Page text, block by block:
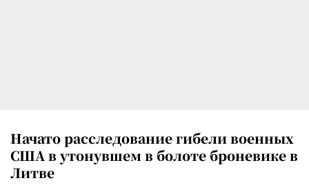
Начато расследование гибели военных
США в утонувшем в болоте броневике в
Литве